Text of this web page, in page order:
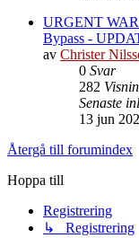
URGENT
Bypass -
av Christer
0 Svar
282
Senaste
13 jun
Återgå till forumindex
Hoppa till
Registrering
↳ Registrering